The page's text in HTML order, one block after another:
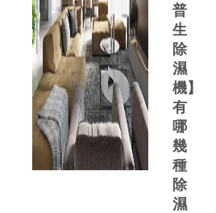
普
生
除
濕
機】
有
哪
幾
種
除
濕